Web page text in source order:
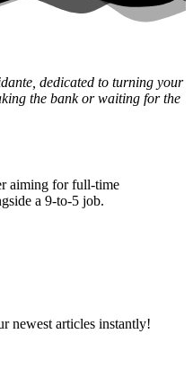
dedicated to turning your
the bank or waiting for the
aiming for full-time
a 9-to-5 job.
newest articles instantly!